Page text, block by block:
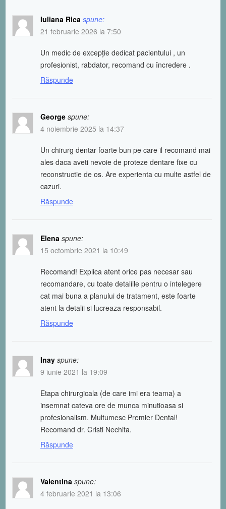
Iuliana Rica spune:
21 februarie 2026 la 7:50
Un medic de excepție dedicat pacientului , un
profesionist, rabdator, recomand cu încredere .
Răspunde
George spune:
4 noiembrie 2025 la 14:37
Un chirurg dentar foarte bun pe care il recomand mai
ales daca aveti nevoie de proteze dentare fixe cu
reconstructie de os. Are experienta cu multe astfel de
cazuri.
Răspunde
Elena spune:
15 octombrie 2021 la 10:49
Recomand! Explica atent orice pas necesar sau
recomandare, cu toate detaliile pentru o intelegere
cat mai buna a planului de tratament, este foarte
atent la detalii si lucreaza responsabil.
Răspunde
Inay spune:
9 iunie 2021 la 19:09
Etapa chirurgicala (de care imi era teama) a
insemnat cateva ore de munca minutioasa si
profesionalism. Multumesc Premier Dental!
Recomand dr. Cristi Nechita.
Răspunde
Valentina spune:
4 februarie 2021 la 13:06